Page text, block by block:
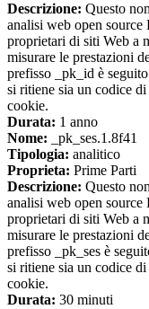
Descrizione: Questo
analisi web open
proprietari di siti Web a
misurare le prestazioni
prefisso _pk_id è
si ritiene sia un codice
cookie.
Durata: 1 anno
Nome: _pk_ses.1.8f41
Tipologia: analitico
Proprieta: Prime Parti
Descrizione: Questo
analisi web open
proprietari di siti Web a
misurare le prestazioni
prefisso _pk_ses è
si ritiene sia un codice
cookie.
Durata: 30 minuti